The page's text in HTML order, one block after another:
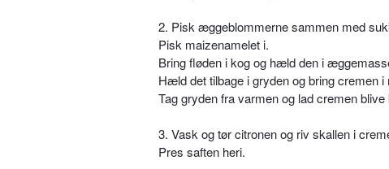
2. Pisk æggeblommerne sammen med
Pisk maizenamelet i.
Bring fløden i kog og hæld den i
Hæld det tilbage i gryden og bring cremen
Tag gryden fra varmen og lad cremen blive
3. Vask og tør citronen og riv skallen i
Pres saften heri.